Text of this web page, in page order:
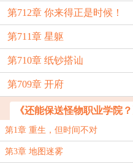
第712章 你来得正是时候！
第711章 星躯
第710章 纸钞搭讪
第709章 开府
《还能保送怪物职业学院
第1章 重生，但时间不对
第3章 地图迷雾